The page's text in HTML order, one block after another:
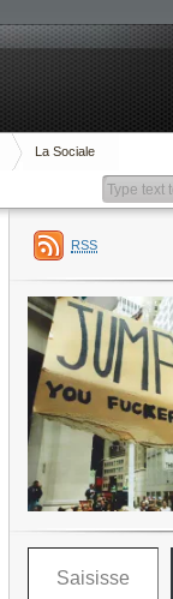
La Sociale
RSS
Saisissez votre adresse e-mail…